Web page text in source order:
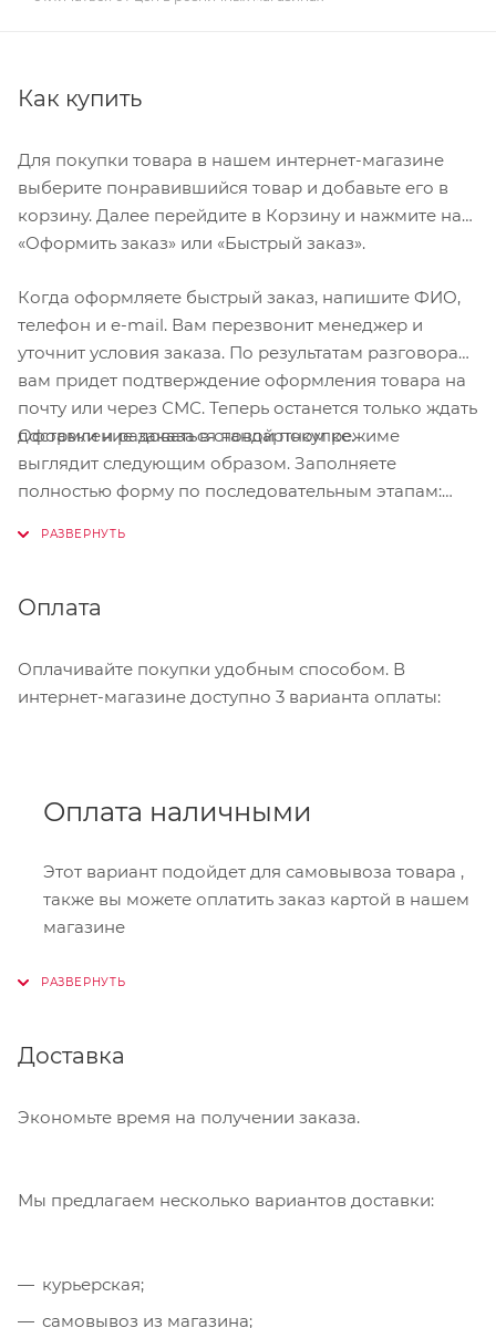
Как купить
Для покупки товара в нашем интернет-магазине
выберите понравившийся товар и добавьте его в
корзину. Далее перейдите в Корзину и нажмите на
«Оформить заказ» или «Быстрый заказ».
Когда оформляете быстрый заказ, напишите ФИО,
телефон и e-mail. Вам перезвонит менеджер и
уточнит условия заказа. По результатам разговора
вам придет подтверждение оформления товара на
почту или через СМС. Теперь останется только ждать
доставки и радоваться новой покупке.
Оформление заказа в стандартном режиме
выглядит следующим образом. Заполняете
полностью форму по последовательным этапам:
Нажмите кнопку «Оформить заказ».
Оплата
Оплачивайте покупки удобным способом. В
интернет-магазине доступно 3 варианта оплаты:
Оплата наличными
Этот вариант подойдет для самовывоза товара ,
также вы можете оплатить заказ картой в нашем
магазине
Онлайн-оплата
При оформлении заказа в корзине вы можете
принимаем карты Visa,Master Card, МИР. Оплата
Также Вы можете оплатить товар, выбрав способ
"Банковский перевод", при этом будет
Доставка
Экономьте время на получении заказа.
Мы предлагаем несколько вариантов доставки:
курьерская;
самовывоз из магазина;